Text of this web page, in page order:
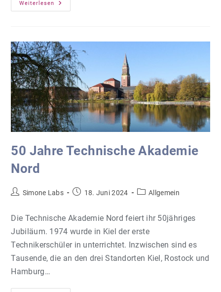
Weiterlesen
Neues
IT
50 Jahre Technische Akademie
Nord
Beitrags-
Simone Labs
Beitrag18. Juni 2024
Beitrags-
Allgemein
Die Technische Akademie Nord feiert ihr 50jähriges
Jubiläum. 1974 wurde in Kiel der erste
Technikerschüler in unterrichtet. Inzwischen sind es
Tausende, die an den drei Standorten Kiel, Rostock und
Hamburg…